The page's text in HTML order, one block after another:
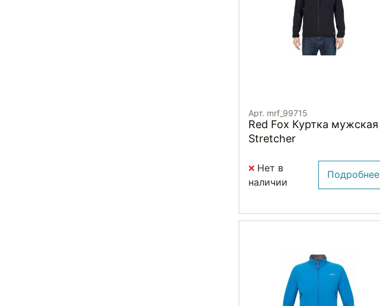
Арт. mrf_99715
Red Fox Куртка мужская
Stretcher
Нет в
наличии
Подробнее